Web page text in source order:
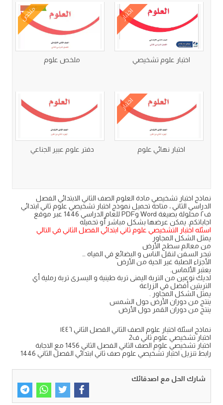
اختبار
اختبار علوم تشخيصي
ملخص
ملخص علوم
اختبار
اختبار نهائي علوم دفتر علوم عبير الجناعي
نماذج اختبار تشخيصي مادة العلوم الصف الثاني الابتدائي الفصل
الدراسي الثاني ، متاحة تحميل نموذج اختبار تشخيصي علوم ثاني ابتدائي
ف٢ محلولة بصيغة Word وPDF للعام الدراسي 1446 عبر موقع
اجاباتكم. يمكن عرضها بشكل مباشر أو تحميله
اسئله اختبار التشخيصي علوم ثاني ابتدائي الفصل الثاني في التالي
يمثل الشكل المجاور
من معالم سطح الأرض
تبحر السفن لنقل الناس و البضائع في المياه …
الأجزاء الصلبة غير الحية من الأرض
يعتبر الألماس.
لديك نوعين من التربة اليمنى تربة طينية و اليسرى تربة رملية أي
التربتين أفضل في الزراعة
يمثل الشكل المجاور .
ينتج من دوران الأرض حول الشمس
ينتج من دوران القمر حول الأرض
نماذج اسئلة اختبار علوم الصف الثاني الفصل الثاني ١٤٤٦
اختبار تشخيصي علوم ثاني ف2
اختبار تشخيصي علوم الصف الثاني الفصل الثاني 1456 مع الاجابة
رابط تنزيل اختبار تشخيصي علوم صف ثاني ابتدائي الفصل الثاني 1446
شارك الحل مع اصدقائك